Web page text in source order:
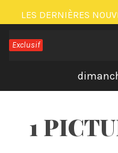
Passer
au
contenu
LES DERNIÈRES
Exclusif
1